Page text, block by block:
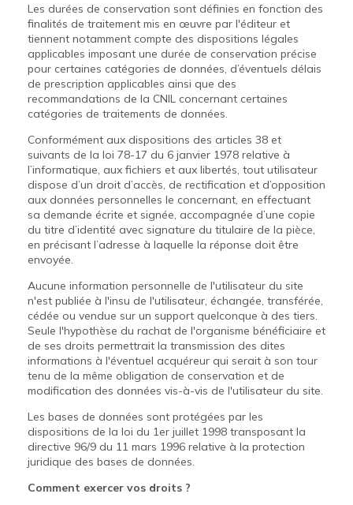
Les durées de conservation sont définies en fonction des
finalités de traitement mis en œuvre par l'éditeur et
tiennent notamment compte des dispositions légales
applicables imposant une durée de conservation précise
pour certaines catégories de données, d’éventuels délais
de prescription applicables ainsi que des
recommandations de la CNIL concernant certaines
catégories de traitements de données.
Conformément aux dispositions des articles 38 et
suivants de la loi 78-17 du 6 janvier 1978 relative à
l’informatique, aux fichiers et aux libertés, tout utilisateur
dispose d’un droit d’accès, de rectification et d’opposition
aux données personnelles le concernant, en effectuant
sa demande écrite et signée, accompagnée d’une copie
du titre d’identité avec signature du titulaire de la pièce,
en précisant l’adresse à laquelle la réponse doit être
envoyée.
Aucune information personnelle de l'utilisateur du site
n'est publiée à l'insu de l'utilisateur, échangée, transférée,
cédée ou vendue sur un support quelconque à des tiers.
Seule l'hypothèse du rachat de l'organisme bénéficiaire et
de ses droits permettrait la transmission des dites
informations à l'éventuel acquéreur qui serait à son tour
tenu de la même obligation de conservation et de
modification des données vis-à-vis de l'utilisateur du site.
Les bases de données sont protégées par les
dispositions de la loi du 1er juillet 1998 transposant la
directive 96/9 du 11 mars 1996 relative à la protection
juridique des bases de données.
Comment exercer vos droits ?